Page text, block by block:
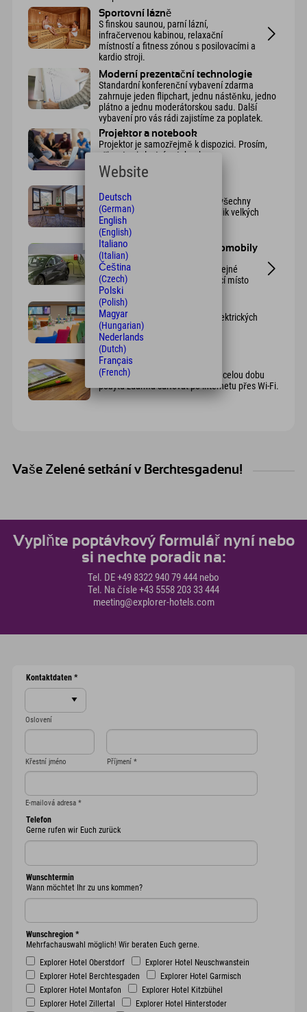
Sportovní lázně
S finskou saunou, parní lázní,
infračervenou kabinou, relaxační
místností a fitness zónou s posilovacími a
kardio stroji.
Moderní prezentační technologie
Standardní konferenční vybavení zdarma
zahrnuje jeden flipchart, jednu nástěnku, jedno
plátno a jednu moderátorskou sadu. Další
vybavení pro vás rádi zajistíme za poplatek.
Projektor a notebook
Projektor je samozřejmě k dispozici. Prosím,
přineste si vlastní notebook.
jas
světlé a s přirozeným světlem - všechny
konferenční místnosti mají několik velkých
oken, která lze také zatemnit
Nabíjecí stanice pro elektromobily
(za poplatek)
V podzemní garáži jsou čtyři veřejné
nabíjecí stanice. Každé parkovací místo
stojí 8,80 €.
zásuvky
Ve všech pokojích je dostatek elektrických
zásuvek.
Bezplatné Wi-Fi
Hosté hotelu Explorer mohou po celou dobu
pobytu zdarma surfovat po internetu přes Wi-Fi.
Vaše Zelené setkání v Berchtesgadenu!
Vyplňte poptávkový formulář nyní nebo
si nechte poradit na:
Tel. DE +49 8322 940 79 444 nebo
Tel. Na čísle +43 5558 203 33 444
meeting@explorer-hotels.com
Kontaktdaten *
Oslovení
Křestní jméno Příjmení *
E-mailová adresa *
Telefon
Gerne rufen wir Euch zurück
Wunschtermin
Wann möchtet Ihr zu uns kommen?
Wunschregion *
Mehrfachauswahl möglich! Wir beraten Euch gerne.
Explorer Hotel Oberstdorf
Explorer Hotel Neuschwanstein
Explorer Hotel Berchtesgaden
Explorer Hotel Garmisch
Explorer Hotel Montafon
Explorer Hotel Kitzbühel
Explorer Hotel Zillertal
Explorer Hotel Hinterstoder
Website
Deutsch
(German)
English
(English)
Italiano
(Italian)
Čeština
(Czech)
Polski
(Polish)
Magyar
(Hungarian)
Nederlands
(Dutch)
Français
(French)